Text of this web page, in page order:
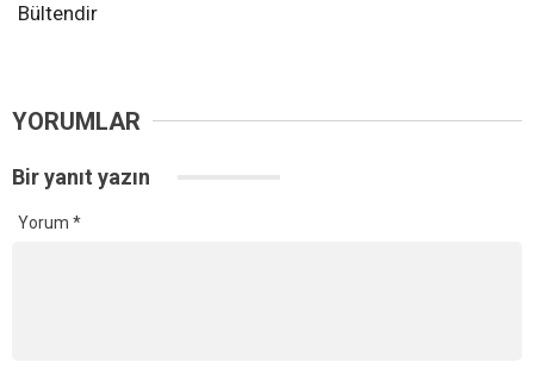
Bültendir
YORUMLAR
Bir yanıt yazın
Yorum *